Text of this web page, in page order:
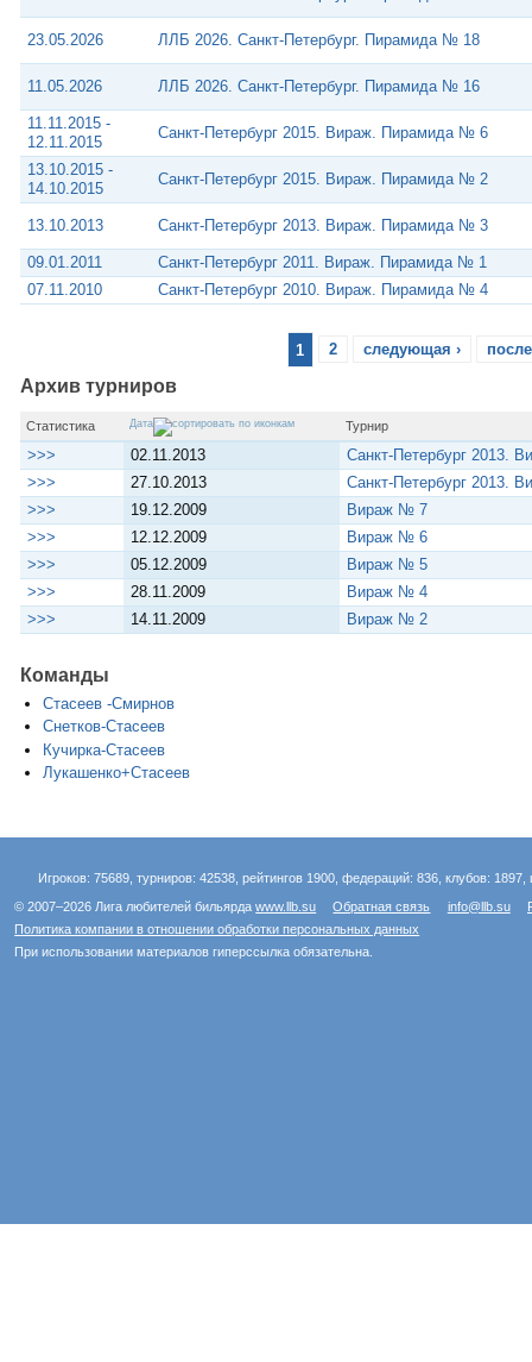
23.05.2026 ЛЛБ 2026. Санкт-Петербург. Пирамида № 18
11.05.2026 ЛЛБ 2026. Санкт-Петербург. Пирамида № 16
11.11.2015 -
12.11.2015
Санкт-Петербург 2015. Вираж. Пирамида № 6
13.10.2015 -
14.10.2015
Санкт-Петербург 2015. Вираж. Пирамида № 2
13.10.2013 Санкт-Петербург 2013. Вираж. Пирамида № 3
09.01.2011
Санкт-Петербург 2011. Вираж. Пирамида № 1
07.11.2010
Санкт-Петербург 2010. Вираж. Пирамида № 4
1 2 следующая ›
Архив турниров
Статистика Дата Турнир
>>> 02.11.2013
Санкт-Петербург 2013.
>>>
27.10.2013
Санкт-Петербург 2013.
>>>
19.12.2009
Вираж № 7
>>>
12.12.2009
Вираж № 6
>>>
05.12.2009
Вираж № 5
>>>
28.11.2009
Вираж № 4
>>>
14.11.2009 Вираж № 2
Команды
Стасеев -Смирнов
Снетков-Стасеев
Кучирка-Стасеев
Лукашенко+Стасеев
Игроков: 75689, турниров: 42538, рейтингов 1900, федераций: 836, клубов:
© 2007–2026 Лига любителей бильярдаwww.llb.su Обратная связь info@llb.su
Политика компании в отношении обработки персональных данных
При использовании материалов гиперссылка обязательна.